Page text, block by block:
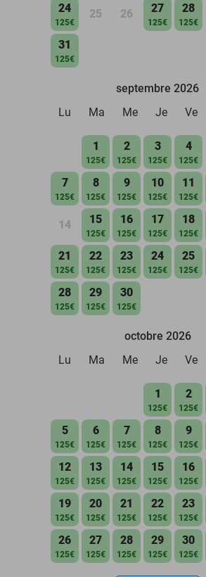
24
125€
25 26 27
125€
28
125€
31
125€
septembre 2026
Lu
Ma Me Je Ve
1
125€
2
125€
3
125€
4
125€
7
125€
8
125€
9
125€
10
125€
11
125€
14 15
125€
16
125€
17
125€
18
125€
21
125€
22
125€
23
125€
24
125€
25
125€
28
125€
29
125€
30
125€
octobre 2026
Lu
Ma Me Je Ve
1
125€
2
125€
5
125€
6
125€
7
125€
8
125€
9
125€
12
125€
13
125€
14
125€
15
125€
16
125€
19
125€
20
125€
21
125€
22
125€
23
125€
26
125€
27
125€
28
125€
29
125€
30
125€